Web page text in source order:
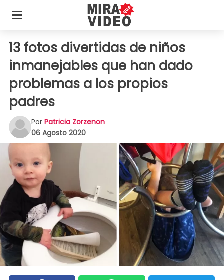
13 fotos divertidas de niños
inmanejables que han dado
problemas a los propios
padres
Por Patricia Zorzenon
06 Agosto 2020